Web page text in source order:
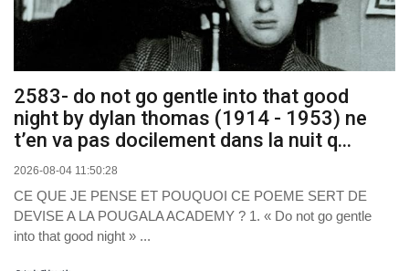
2583- do not go gentle into that good
night by dylan thomas (1914 - 1953) ne
t’en va pas docilement dans la nuit q...
2026-08-04 11:50:28
CE QUE JE PENSE ET POUQUOI CE POEME SERT DE
DEVISE A LA POUGALA ACADEMY ? 1. « Do not go gentle
into that good night » ...